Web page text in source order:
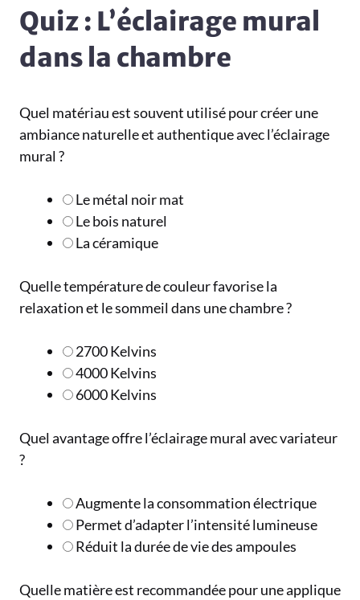
Quiz : L’éclairage mural
dans la chambre
Quel matériau est souvent utilisé pour créer une
ambiance naturelle et authentique avec l’éclairage
mural ?
Le métal noir mat
Le bois naturel
La céramique
Quelle température de couleur favorise la
relaxation et le sommeil dans une chambre ?
2700 Kelvins
4000 Kelvins
6000 Kelvins
Quel avantage offre l’éclairage mural avec variateur
?
Augmente la consommation électrique
Permet d’adapter l’intensité lumineuse
Réduit la durée de vie des ampoules
Quelle matière est recommandée pour une applique